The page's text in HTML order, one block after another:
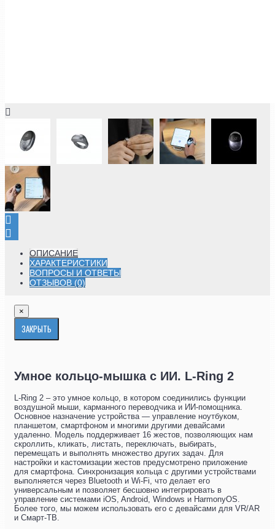
ОПИСАНИЕ
ХАРАКТЕРИСТИКИ
ВОПРОСЫ И ОТВЕТЫ
ОТЗЫВОВ (0)
×
ЗАКРЫТЬ
Умное кольцо-мышка с ИИ. L-Ring 2
L-Ring 2 – это умное кольцо, в котором соединились функции
воздушной мыши, карманного переводчика и ИИ-помощника.
Основное назначение устройства — управление ноутбуком,
планшетом, смартфоном и многими другими девайсами
удаленно. Модель поддерживает 16 жестов, позволяющих нам
скроллить, кликать, листать, переключать, выбирать,
перемещать и выполнять множество других задач. Для
настройки и кастомизации жестов предусмотрено приложение
для смартфона. Синхронизация кольца с другими устройствами
выполняется через Bluetooth и Wi-Fi, что делает его
универсальным и позволяет бесшовно интегрировать в
управление системами iOS, Android, Windows и HarmonyOS.
Более того, мы можем использовать его с девайсами для VR/AR
и Смарт-ТВ.